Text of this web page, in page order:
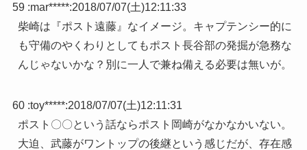
59 :mar*****:2018/07/07(土)12:11:33
柴崎は『ポスト遠藤』なイメージ。キャプテンシー的に
も守備のやくわりとしてもポスト長谷部の発掘が急務な
んじゃないかな？別に一人で兼ね備える必要は無いが。
60 :toy*****:2018/07/07(土)12:11:31
ポスト〇〇という話ならポスト岡崎がなかなかいない。
大迫、武藤がワントップの後継という感じだが、存在感